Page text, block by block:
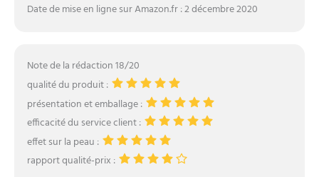
Date de mise en ligne sur Amazon.fr : 2 décembre 2020
Note de la rédaction 18/20
qualité du produit :
présentation et emballage :
efficacité du service client :
effet sur la peau :
rapport qualité-prix :